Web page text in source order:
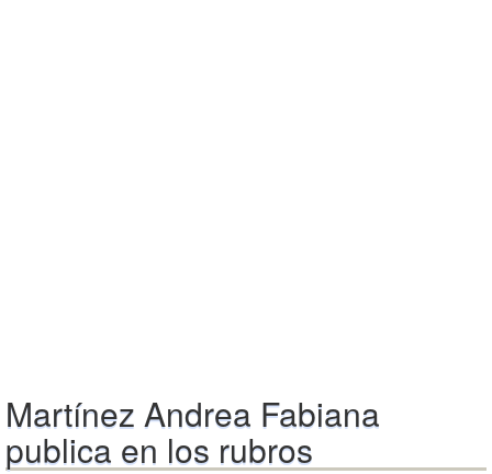
Martínez Andrea Fabiana
publica en los rubros